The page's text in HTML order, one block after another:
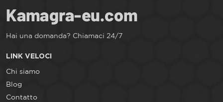
Hai una domanda? Chiamaci 24/7
LINK VELOCI
Chi siamo
Blog
Contatto